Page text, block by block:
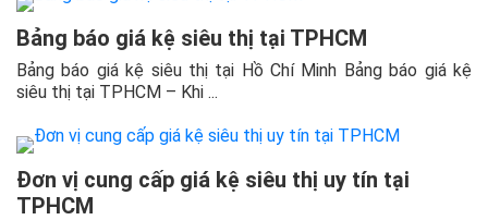
Bảng báo giá kệ siêu thị tại TPHCM
Bảng báo giá kệ siêu thị tại Hồ Chí Minh Bảng báo giá kệ
siêu thị tại TPHCM – Khi ...
Đơn vị cung cấp giá kệ siêu thị uy tín tại
TPHCM